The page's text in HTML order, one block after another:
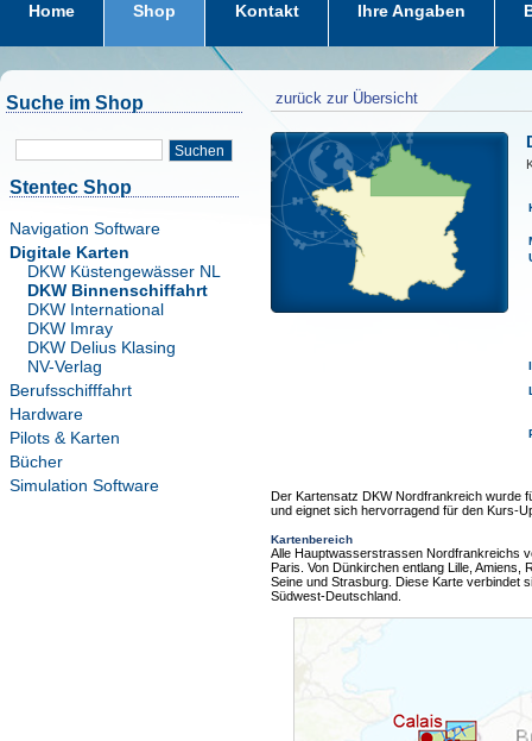
Home Shop Kontakt Ihre Angaben
Suche im Shop
Suchen
Stentec Shop
Navigation Software
Digitale Karten
DKW Küstengewässer NL
DKW Binnenschiffahrt
DKW International
DKW Imray
DKW Delius Klasing
NV-Verlag
Berufsschifffahrt
Hardware
Pilots & Karten
Bücher
Simulation Software
zurück zur Übersicht
Der Kartensatz DKW Nordfrankreich wurde
und eignet sich hervorragend für den Kurs-
Kartenbereich
Alle Hauptwasserstrassen Nordfrankreichs
Paris. Von Dünkirchen entlang Lille,
Seine und Strasburg. Diese Karte verbindet
Südwest-Deutschland.